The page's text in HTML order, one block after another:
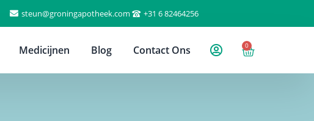
steun@groningapotheek.com +31 6 82464256
Medicijnen Blog Contact Ons 0